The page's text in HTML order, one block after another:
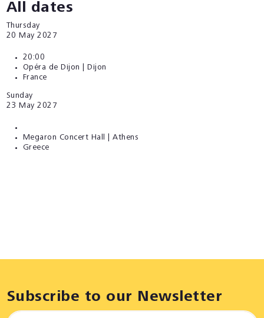
All dates
Thursday
20 May 2027
20:00
Opéra de Dijon | Dijon
France
Sunday
23 May 2027
Megaron Concert Hall | Athens
Greece
Subscribe to our Newsletter